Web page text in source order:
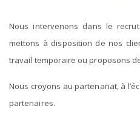
Nous intervenons dans le
mettons à disposition de nos
travail temporaire ou proposons
Nous croyons au partenariat, à
partenaires.